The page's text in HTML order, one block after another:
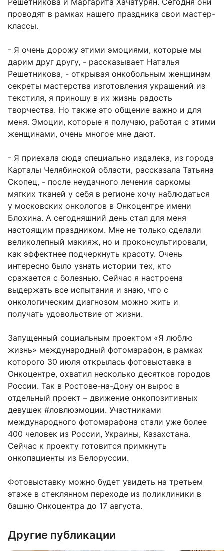
Решетникова и Маргарита Хачатурян. Сегодня они
проводят в рамках нашего праздника свои мастер-
классы.
- Я очень дорожу этими эмоциями, которые мы
дарим друг другу, - рассказывает Наталья
Решетникова, - открывая онкобольным женщинам
секреты мастерства изготовления украшений из
текстиля, я приношу в их жизнь радость
творчества. Но также это общение важно и для
меня. Эмоции, которые я получаю, работая с этими
женщинами, очень многое мне дают.
- Я приехала сюда специально издалека, из города
Карталы Челябинской области, рассказала Татьяна
Скопец, - после неудачного лечения саркомы
мягких тканей у себя в регионе хочу наблюдаться
у московских онкологов в Онкоцентре имени
Блохина. А сегодняшний день стал для меня
настоящим праздником. Мне не только сделали
великолепный макияж, но и проконсультировали,
как эффектнее подчеркнуть красоту. Очень
интересно было узнать истории тех, кто
сражается с болезнью. Сейчас я настроена
выдержать все испытания и знаю, что с
онкологическим диагнозом можно жить и
получать удовольствие от жизни.
Запущенный социальным проектом «Я люблю
жизнь» международный фотомарафон, в рамках
которого 30 июля открылась фотовыставка в
Онкоцентре, охватил несколько десятков городов
России. Так в Ростове-на-Дону он вырос в
отдельный проект – движение онкопозитивных
девушек #ловлюэмоции. Участниками
международного фотомарафона стали уже более
400 человек из России, Украины, Казахстана.
Сейчас к проекту готовится примкнуть
онкопациенты из Белоруссии.
Фотовыставку можно будет увидеть на третьем
этаже в стеклянном переходе из поликлиники в
башню Онкоцентра до 17 августа.
Другие публикации